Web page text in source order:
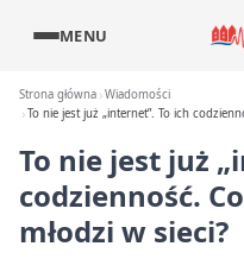
MENU
Strona główna Wiadomości
To nie jest już „internet”. To ich
To nie jest już
codzienność.
młodzi w sieci?